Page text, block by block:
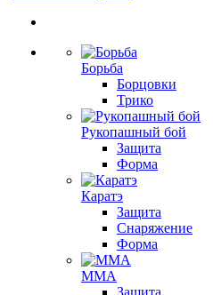
Борьба
Борцовки
Трико
Рукопашный бой
Защита
Форма
Каратэ
Защита
Снаряжение
Форма
ММА
Защита